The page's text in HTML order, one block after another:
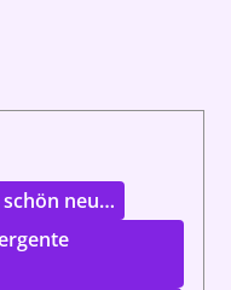
schön neu…